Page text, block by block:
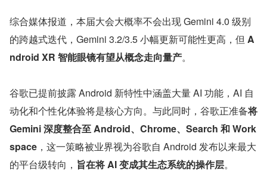
综合媒体报道，本届大会大概率不会出现 Gemini 4.0 级别
的跨越式迭代，Gemini 3.2/3.5 小幅更新可能性更高，但 A
ndroid XR 智能眼镜有望从概念走向量产。
谷歌已提前披露 Android 新特性中涵盖大量 AI 功能，AI 自
动化和个性化体验将是核心方向。与此同时，谷歌正准备将
Gemini 深度整合至 Android、Chrome、Search 和 Work
space ，这一策略被业界视为谷歌自 Android 发布以来最大
的平台级转向， 旨在将 AI 变成其生态系统的操作层。